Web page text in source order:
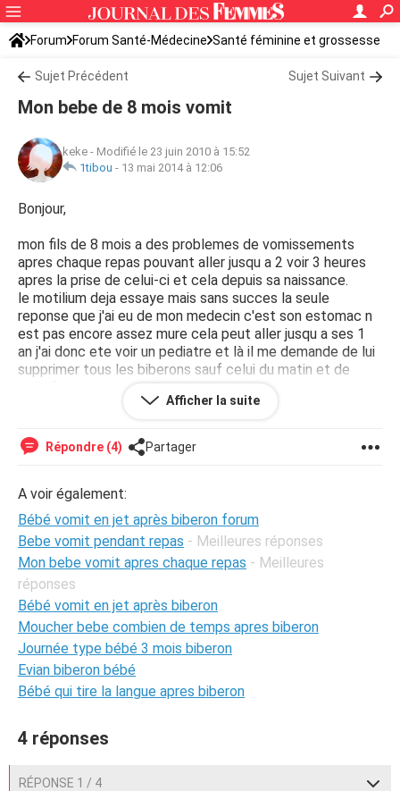
Forum Forum Santé-Médecine Santé féminine et grossesse
Santé du bébé
Sujet Précédent Sujet Suivant
Mon bebe de 8 mois vomit
keke - Modifié le 23 juin 2010 à 15:52
1tibou - 13 mai 2014 à 12:06
Bonjour,
mon fils de 8 mois a des problemes de vomissements
apres chaque repas pouvant aller jusqu a 2 voir 3 heures
apres la prise de celui-ci et cela depuis sa naissance.
le motilium deja essaye mais sans succes la seule
reponse que j'ai eu de mon medecin c'est son estomac n
est pas encore assez mure cela peut aller jusqu a ses 1
an j'ai donc ete voir un pediatre et là il me demande de lui
supprimer tous les biberons sauf celui du matin et de
solidifier au max son alimentation et d apres lui tout
devrait rentrer dans l ordre
sauf que le midi il est deja a une alimentation solide petit
pot fromage blanc et le probleme reste le meme je me
je vous aviez des solutions ou des conseils pour me sortir
de cette galere
Afficher la suite
Répondre (4) Partager
A voir également:
Bébé vomit en jet après biberon forum
Bebe vomit pendant repas - Meilleures réponses
Mon bebe vomit apres chaque repas - Meilleures
réponses
Bébé vomit en jet après biberon
Moucher bebe combien de temps apres biberon
Journée type bébé 3 mois biberon
Evian biberon bébé
Bébé qui tire la langue apres biberon
4 réponses
RÉPONSE 1 / 4